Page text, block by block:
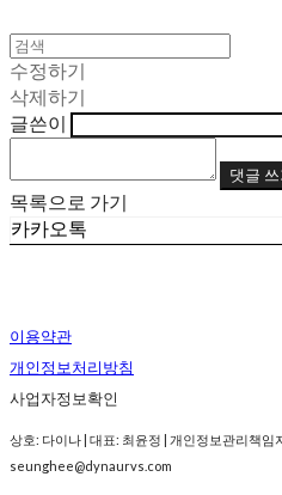
수정하기
삭제하기
글쓴이
댓글 쓰
목록으로 가기
카카오톡
이용약관
개인정보처리방침
사업자정보확인
상호: 다이나 | 대표: 최윤정 | 개인정보관리책임
seunghee@dynaurvs.com